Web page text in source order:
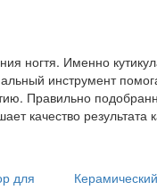
ногтя. Именно
инструмент
Правильно
качество результата
для